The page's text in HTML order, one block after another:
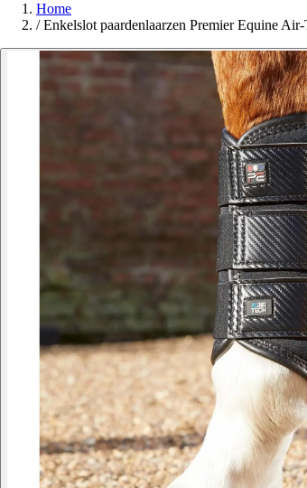
Home
/ Enkelslot paardenlaarzen Premier Equine Air-